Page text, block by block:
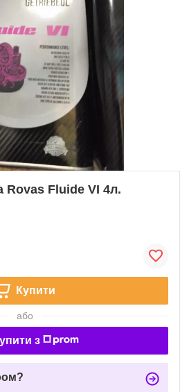
Rovas Fluide VI 4л.
Купити
або
з